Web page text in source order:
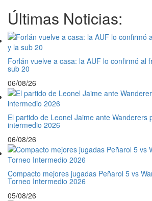
Últimas Noticias:
Forlán vuelve a casa: la AUF lo confirmó al
sub 20
06/08/26
El partido de Leonel Jaime ante Wanderers
intermedio 2026
06/08/26
Compacto mejores jugadas Peñarol 5 vs
Torneo Intermedio 2026
05/08/26